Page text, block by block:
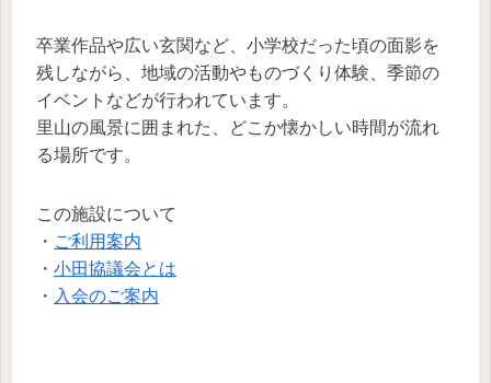
卒業作品や広い玄関など、小学校だった頃の面影を
残しながら、地域の活動やものづくり体験、季節の
イベントなどが行われています。
里山の風景に囲まれた、どこか懐かしい時間が流れ
る場所です。
この施設について
・ ご利用案内
・ 小田協議会とは
・ 入会のご案内